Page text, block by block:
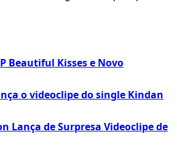
Beautiful Kisses e Novo
o videoclipe do single Kindan
Lança de Surpresa Videoclipe de